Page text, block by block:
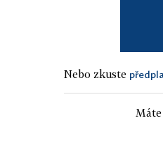
Nebo zkuste